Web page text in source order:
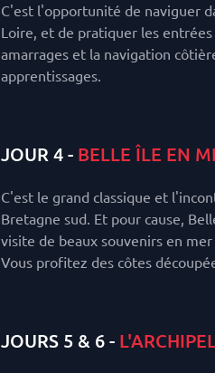
C'est l'opportunité de naviguer
Loire, et de pratiquer les
amarrages et la navigation
apprentissages.
JOUR 4 - BELLE ÎLE EN
C'est le grand classique et
Bretagne sud. Et pour cause,
visite de beaux souvenirs en
Vous profitez des côtes
JOURS 5 & 6 -